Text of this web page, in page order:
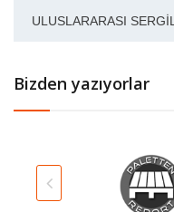
ULUSLARARASI
Bizden yazıyorlar